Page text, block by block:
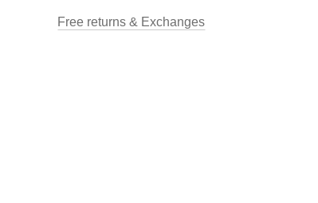
Free returns & Exchanges